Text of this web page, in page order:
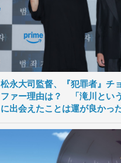
松永大司監督、『犯罪者』チ
ファー理由は？ 「滝川とい
に出会えたことは運が良かっ